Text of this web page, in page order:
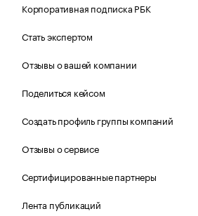
Корпоративная подписка РБК
Стать экспертом
Отзывы о вашей компании
Поделиться кейсом
Создать профиль группы компаний
Отзывы о сервисе
Сертифицированные партнеры
Лента публикаций